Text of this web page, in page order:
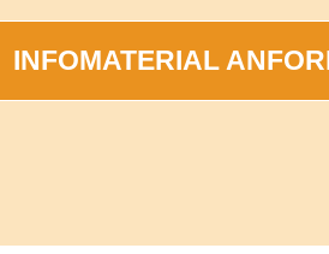
Meißen 01.08.2027
INFOMATERIAL